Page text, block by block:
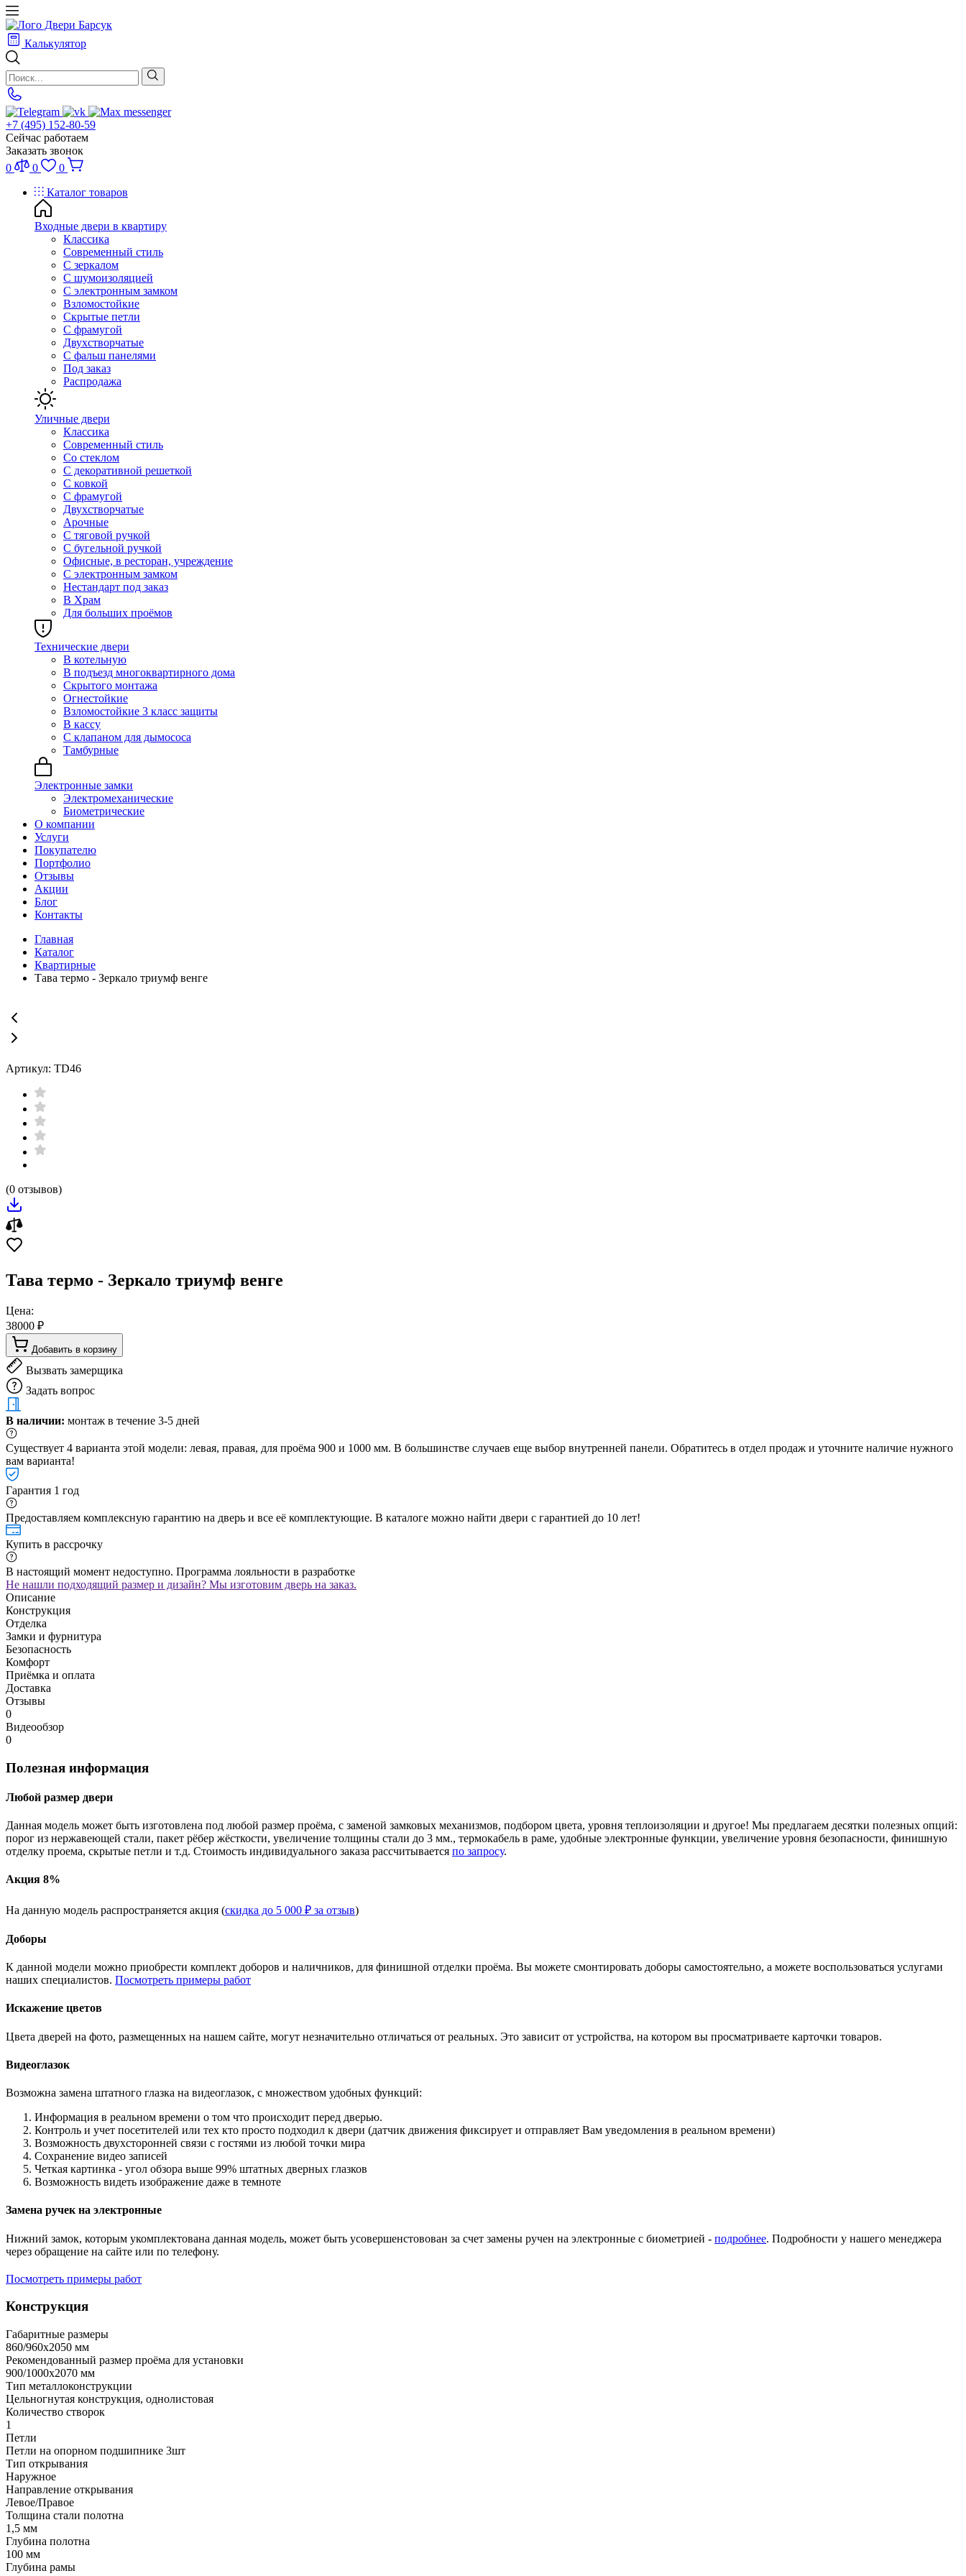
Калькулятор
+7 (495) 152-80-59
Сейчас работаем
Заказать звонок
0
0
0
Каталог товаров
Входные двери в квартиру
Классика
Современный стиль
С зеркалом
С шумоизоляцией
С электронным замком
Взломостойкие
Скрытые петли
С фрамугой
Двухстворчатые
С фальш панелями
Под заказ
Распродажа
Уличные двери
Классика
Современный стиль
Со стеклом
С декоративной решеткой
С ковкой
С фрамугой
Двухстворчатые
Арочные
С тяговой ручкой
С бугельной ручкой
Офисные, в ресторан, учреждение
С электронным замком
Нестандарт под заказ
В Храм
Для больших проёмов
Технические двери
В котельную
В подъезд многоквартирного дома
Скрытого монтажа
Огнестойкие
Взломостойкие 3 класс защиты
В кассу
С клапаном для дымососа
Тамбурные
Электронные замки
Электромеханические
Биометрические
О компании
Услуги
Покупателю
Портфолио
Отзывы
Акции
Блог
Контакты
Главная
Каталог
Квартирные
Тава термо - Зеркало триумф венге
Артикул: TD46
(0 отзывов)
Тава термо - Зеркало триумф венге
Цена:
38000 ₽
Добавить в корзину
Вызвать замерщика
Задать вопрос
В наличии: монтаж в течение 3-5 дней
Существует 4 варианта этой модели: левая, правая, для проёма 900 и 1000 мм. В большинстве случаев еще выбор внутренней панели. Обратитесь в отдел продаж и уточните наличие нужного
вам варианта!
Гарантия 1 год
Предоставляем комплексную гарантию на дверь и все её комплектующие. В каталоге можно найти двери с гарантией до 10 лет!
Купить в рассрочку
В настоящий момент недоступно. Программа лояльности в разработке
Не нашли подходящий размер и дизайн? Мы изготовим дверь на заказ.
Описание
Конструкция
Отделка
Замки и фурнитура
Безопасность
Комфорт
Приёмка и оплата
Доставка
Отзывы
0
Видеообзор
0
Полезная информация
Любой размер двери
Данная модель может быть изготовлена под любой размер проёма, с заменой замковых механизмов, подбором цвета, уровня теплоизоляции и другое! Мы предлагаем десятки полезных опций:
порог из нержавеющей стали, пакет рёбер жёсткости, увеличение толщины стали до 3 мм., термокабель в раме, удобные электронные функции, увеличение уровня безопасности, финишную
отделку проема, скрытые петли и т.д. Стоимость индивидуального заказа рассчитывается по запросу.
Акция 8%
На данную модель распространяется акция (скидка до 5 000 ₽ за отзыв)
Доборы
К данной модели можно приобрести комплект доборов и наличников, для финишной отделки проёма. Вы можете смонтировать доборы самостоятельно, а можете воспользоваться услугами
наших специалистов. Посмотреть примеры работ
Искажение цветов
Цвета дверей на фото, размещенных на нашем сайте, могут незначительно отличаться от реальных. Это зависит от устройства, на котором вы просматриваете карточки товаров.
Видеоглазок
Возможна замена штатного глазка на видеоглазок, с множеством удобных функций:
Информация в реальном времени о том что происходит перед дверью.
Контроль и учет посетителей или тех кто просто подходил к двери (датчик движения фиксирует и отправляет Вам уведомления в реальном времени)
Возможность двухсторонней связи с гостями из любой точки мира
Сохранение видео записей
Четкая картинка - угол обзора выше 99% штатных дверных глазков
Возможность видеть изображение даже в темноте
Замена ручек на электронные
Нижний замок, которым укомплектована данная модель, может быть усовершенстовован за счет замены ручен на электронные с биометрией - подробнее. Подробности у нашего менеджера
через обращение на сайте или по телефону.
Посмотреть примеры работ
Конструкция
Габаритные размеры
860/960х2050 мм
Рекомендованный размер проёма для установки
900/1000х2070 мм
Тип металлоконструкции
Цельногнутая конструкция, однолистовая
Количество створок
1
Петли
Петли на опорном подшипнике 3шт
Тип открывания
Наружное
Направление открывания
Левое/Правое
Толщина стали полотна
1,5 мм
Глубина полотна
100 мм
Глубина рамы